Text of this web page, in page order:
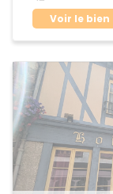
Voir le bien